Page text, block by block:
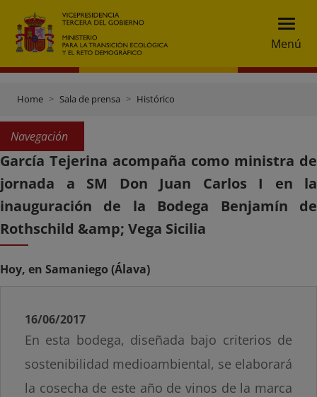
Menú
Home Sala de prensa Histórico
Navegación
García Tejerina acompaña como ministra de
jornada a SM Don Juan Carlos I en la
inauguración de la Bodega Benjamín de
Rothschild &amp; Vega Sicilia
Hoy, en Samaniego (Álava)
16/06/2017
En esta bodega, diseñada bajo criterios de
sostenibilidad medioambiental, se elaborará
la cosecha de este año de vinos de la marca